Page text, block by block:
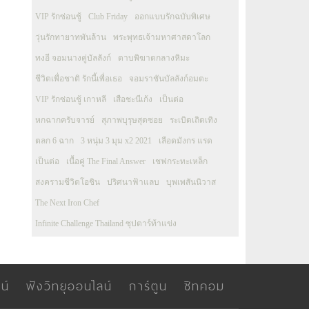
VIP รักซ่อนชู้ Club Friday ออกแบบรักฉบับพิเศษ
วุ่นรักทายาทพันล้าน พระพุทธเจ้ามหาศาสดาโลก
ทงอี จอมนางคู่บัลลังก์ ดาบพิฆาตกลางหิมะ
ชีวิตเพื่อชาติ รักนี้เพื่อเธอ จอมราชันบัลลังก์อมตะ
VIP รักซ่อนชู้ เกาหลี เสือชะนีเก้ง เป็นต่อ
หกฉากครับจารย์ สุภาพบุรุษสุดซอย ระเบิดเถิดเทิง
ตลก 6 ฉาก 3 หนุ่ม 3 มุม x2 2021 เลือดมังกร แรด
เป็นต่อ เนื้อคู่ The Final Answer เชฟกระทะเหล็ก
สงครามชีวิตโอชิน ปริศนาฟ้าแลบ บุพเพสันนิวาส
The Next Iron Chef
Infinite Challenge Thailand ซุปตาร์ท้าแข่ง
ฟังวิทยุออนไลน์ การ์ตูน ซิทคอม